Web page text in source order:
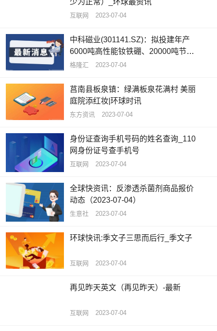
少为正常）_环球最资讯
互联网 2023-07-04
中科磁业(301141.SZ)：拟投建年产
6000吨高性能钕铁硼、20000吨节能
电机磁瓦及1500吨粘结磁项目_全球
格隆汇 2023-07-04
莒南县板泉镇：绿满板泉花满村 美丽
庭院添红妆|环球时讯
东方资讯 2023-07-04
身份证查询手机号码的姓名查询_110
网身份证号查手机号
互联网 2023-07-04
全球快资讯：反渗透杀菌剂商品报价
动态（2023-07-04）
生意社 2023-07-04
环球快讯:季文子三思而后行_季文子
互联网 2023-07-04
再见昨天英文（再见昨天）-最新
互联网 2023-07-04